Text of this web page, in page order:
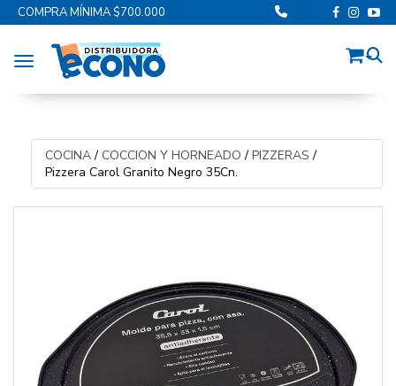
COMPRA MÍNIMA $700.000
Toggle navigation
COCINA/ COCCION Y HORNEADO / PIZZERAS /
Pizzera Carol Granito Negro 35Cn.